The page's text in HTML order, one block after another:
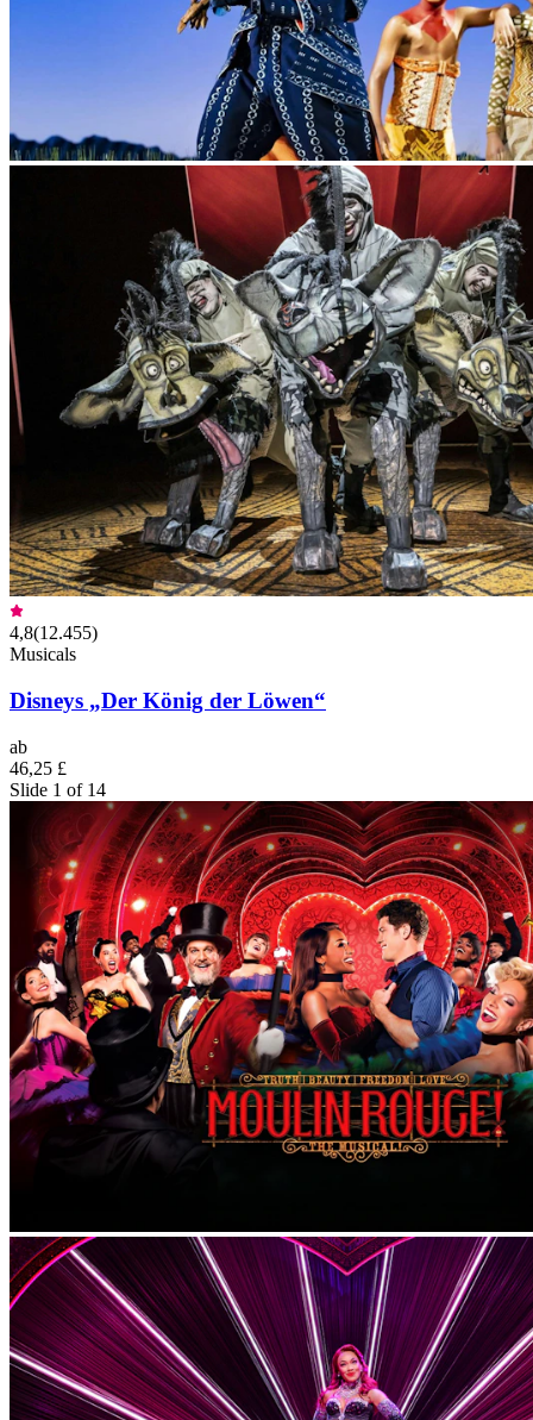
4,8(12.455)
Musicals
Disneys „Der König der Löwen“
ab
46,25 £
Slide 1 of 14